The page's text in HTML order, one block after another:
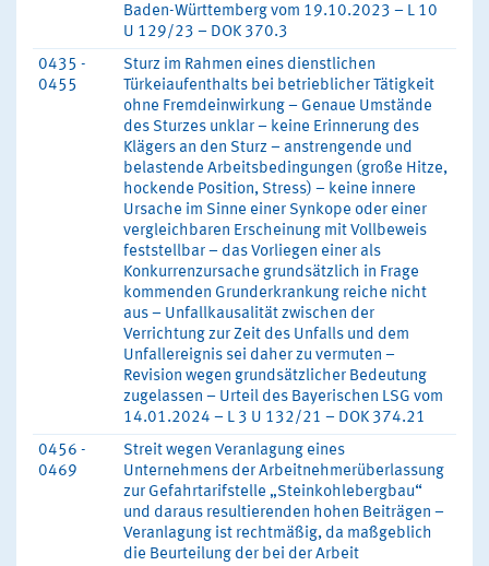
Baden-Württemberg vom 19.10.2023 – L 10
U 129/23 – DOK 370.3
0435 -
0455
Sturz im Rahmen eines dienstlichen
Türkeiaufenthalts bei betrieblicher Tätigkeit
ohne Fremdeinwirkung – Genaue Umstände
des Sturzes unklar – keine Erinnerung des
Klägers an den Sturz – anstrengende und
belastende Arbeitsbedingungen (große Hitze,
hockende Position, Stress) – keine innere
Ursache im Sinne einer Synkope oder einer
vergleichbaren Erscheinung mit Vollbeweis
feststellbar – das Vorliegen einer als
Konkurrenzursache grundsätzlich in Frage
kommenden Grunderkrankung reiche nicht
aus – Unfallkausalität zwischen der
Verrichtung zur Zeit des Unfalls und dem
Unfallereignis sei daher zu vermuten –
Revision wegen grundsätzlicher Bedeutung
zugelassen – Urteil des Bayerischen LSG vom
14.01.2024 – L 3 U 132/21 – DOK 374.21
0456 -
0469
Streit wegen Veranlagung eines
Unternehmens der Arbeitnehmerüberlassung
zur Gefahrtarifstelle „Steinkohlebergbau“
und daraus resultierenden hohen Beiträgen –
Veranlagung ist rechtmäßig, da maßgeblich
die Beurteilung der bei der Arbeit